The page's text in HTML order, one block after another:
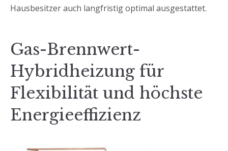
Hausbesitzer auch langfristig optimal ausgestattet.
Gas-Brennwert-
Hybridheizung für
Flexibilität und höchste
Energieeffizienz